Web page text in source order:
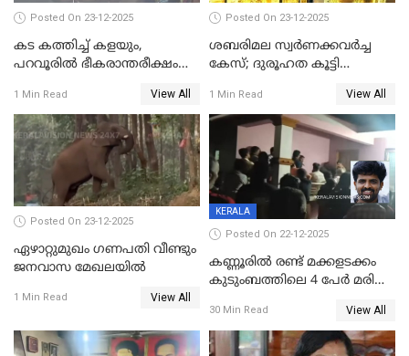
Posted On 23-12-2025
കട കത്തിച്ച് കളയും,
പറവൂരില്‍ ഭീകരാന്തരീക്ഷം
1 Min Read View All
Posted On 23-12-2025
ശബരിമല സ്വര്‍ണക്കവര്‍ച്ച
കേസ്; ദുരൂഹത കൂട്ടി
1 Min Read View All
Posted On 23-12-2025
ഏഴാറ്റുമുഖം ഗണപതി വീണ്ടും
ജനവാസ മേഖലയിൽ
1 Min Read View All
KERALA
Posted On 22-12-2025
കണ്ണൂരിൽ രണ്ട് മക്കളടക്കം
കുടുംബത്തിലെ 4 പേർ മരിച്ച
30 Min Read View All